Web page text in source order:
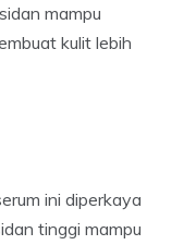
mampu
kulit lebih
ini diperkaya
tinggi mampu